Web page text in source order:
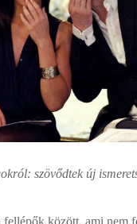
szövődtek új
között, ami nem